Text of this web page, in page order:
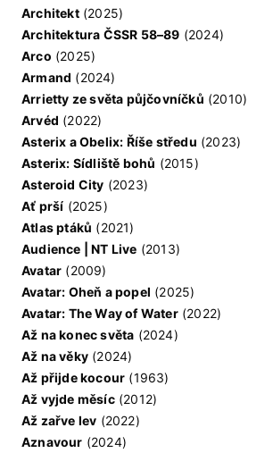
Architekt(2025)
Architektura ČSSR 58–89 (2024)
Arco (2025)
Armand (2024)
Arrietty ze světa půjčovníčků (2010)
Arvéd (2022)
Asterix a Obelix: Říše středu (2023)
Asterix: Sídliště bohů (2015)
Asteroid City (2023)
Ať prší (2025)
Atlas ptáků (2021)
Audience | NT Live (2013)
Avatar (2009)
Avatar: Oheň a popel (2025)
Avatar: The Way of Water(2022)
Až na konec světa (2024)
Až na věky (2024)
Až přijde kocour (1963)
Až vyjde měsíc(2012)
Až zařve lev (2022)
Aznavour (2024)